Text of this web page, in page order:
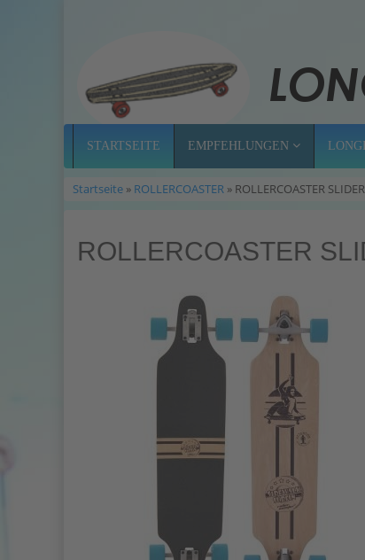
STARTSEITE EMPFEHLUNGEN
Startseite » ROLLERCOASTER » ROLLERCOASTER
ROLLERCOASTER